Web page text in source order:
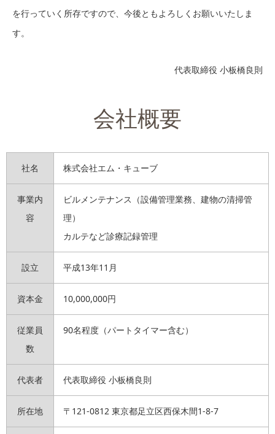
を行っていく所存ですので、今後ともよろしくお願いいたしま
す。
代表取締役 小板橋良則
会社概要
社名 株式会社エム・キューブ
事業内
容
ビルメンテナンス（設備管理業務、建物の清掃管
理）
カルテなど診療記録管理
設立 平成13年11月
資本金 10,000,000円
従業員
数
90名程度（パートタイマー含む）
代表者 代表取締役 小板橋良則
所在地 〒121-0812 東京都足立区西保木間1-8-7